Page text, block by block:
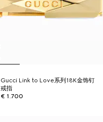
Gucci Link to Love系列18K金饰钉
戒指
€ 1.700